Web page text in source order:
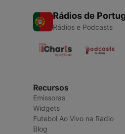
Rádios de
Rádios e Podcasts
Recursos
Emissoras
Widgets
Futebol Ao Vivo na Rádio
Blog